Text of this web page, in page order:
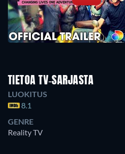
TIETOA TV-SARJASTA
LUOKITUS
8.1
GENRE
Reality TV